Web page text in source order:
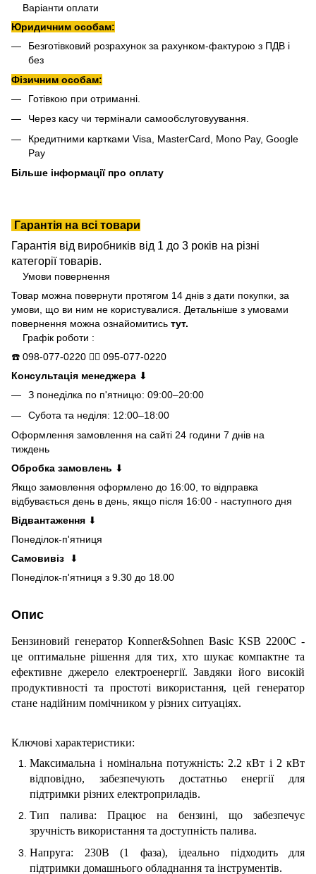
Варіанти оплати
Юридичним особам:
Безготівковий розрахунок за рахунком-фактурою з ПДВ і
без
Фізичним особам:
Готівкою при отриманні.
Через касу чи термінали самообслуговуування.
Кредитними картками Visa, MasterCard, Mono Pay, Google
Pay
Більше інформації про оплату
Гарантія на всі товари
Гарантія від виробників від 1 до 3 років на різні
категорії товарів.
Умови повернення
Товар можна повернути протягом 14 днів з дати покупки, за
умови, що ви ним не користувалися. Детальніше з умовами
повернення можна ознайомитись тут.
Графік роботи :
☎️ 098-077-0220 👍🏻 095-077-0220
Консультація менеджера ⬇
З понеділка по п'ятницю: 09:00–20:00
Субота та неділя: 12:00–18:00
Оформлення замовлення на сайті 24 години 7 днів на
тиждень
Обробка замовлень ⬇
Якщо замовлення оформлено до 16:00, то відправка
відбувається день в день, якщо після 16:00 - наступного дня
Відвантаження ⬇
Понеділок-п'ятниця
Самовивіз
⬇
Понеділок-п'ятниця з 9.30 до 18.00
Опис
Бензиновий генератор Konner&Sohnen Basic KSB 2200C -
це оптимальне рішення для тих, хто шукає компактне та
ефективне джерело електроенергії. Завдяки його високій
продуктивності та простоті використання, цей генератор
стане надійним помічником у різних ситуаціях.
Ключові характеристики:
Максимальна і номінальна потужність: 2.2 кВт і 2 кВт
відповідно, забезпечують достатньо енергії для
підтримки різних електроприладів.
Тип палива: Працює на бензині, що забезпечує
зручність використання та доступність палива.
Напруга: 230В (1 фаза), ідеально підходить для
підтримки домашнього обладнання та інструментів.